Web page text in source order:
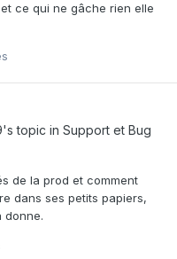
ce qui ne gâche rien elle
's topic in Support et Bug
de la prod et comment
dans ses petits papiers,
donne.